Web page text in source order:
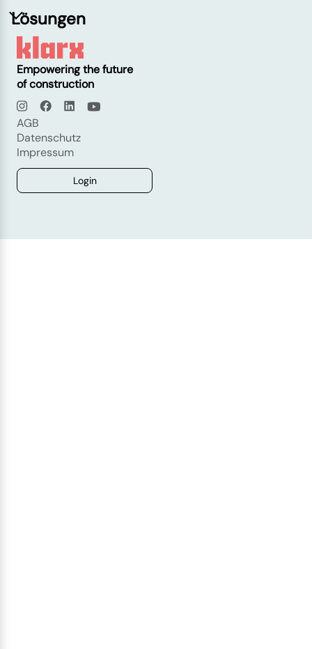
Lösungen
Empowering the future
of construction
AGB
Datenschutz
Impressum
Login